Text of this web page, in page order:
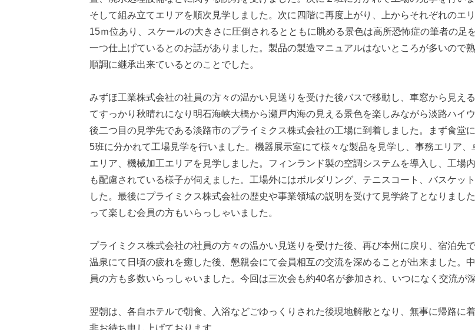
そして組み立てエリアを順次見学しました。次に四階に再度上がり、上からそれぞれのエ
15ｍ位あり、スケールの大きさに圧倒されるとともに眺める景色は高所恐怖症の筆者の足
一つ仕上げているとのお話がありました。製品の製造マニュアルはないところが多いので
順調に継承出来ているとのことでした。
みずほ工業株式会社の社員の方々の温かい見送りを受けた後バスで移動し、車窓から見え
てすっかり秋晴れになり明石海峡大橋から瀬戸内海の見える景色を楽しみながら淡路ハイ
後二つ目の見学先である淡路市のプライミクス株式会社の工場に到着しました。まず食堂
5班に分かれて工場見学を行いました。機器展示室にて様々な製品を見学し、事務エリア
エリア、機械加工エリアを見学しました。フィンランド製の空調システムを導入し、工場
も配慮されている様子が伺えました。工場外にはボルダリング、テニスコート、バスケッ
した。最後にプライミクス株式会社の歴史や事業領域の説明を受けて見学終了となりまし
って楽しむ会員の方もいらっしゃいました。
プライミクス株式会社の社員の方々の温かい見送りを受けた後、再び本州に戻り、宿泊先
温泉にて日頃の疲れを癒した後、懇親会にて会員相互の交流を深めることが出来ました。
員の方も多数いらっしゃいました。今回は三次会も約40名が参加され、いつになく交流が
翌朝は、各自ホテルで朝食、入浴などごゆっくりされた後現地解散となり、無事に帰路に
非お待ち申し上げております。